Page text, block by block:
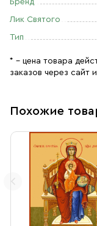
Бренд
Лик Святого
Тип
* – цена товара
заказов через сайт
Похожие